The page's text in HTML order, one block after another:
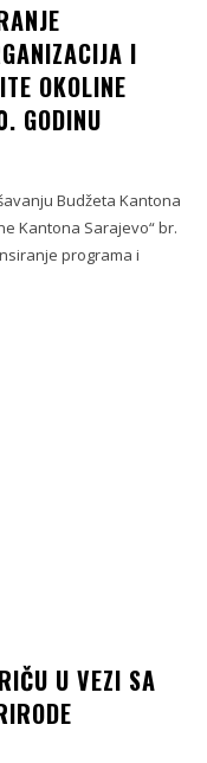
I
OKOLINE
GODINU
Budžeta Kantona
Kantona Sarajevo“ br.
programa i
U VEZI SA